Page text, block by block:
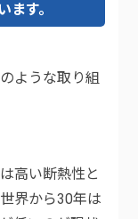
す。
ような取り組
高い断熱性と
界から30年は